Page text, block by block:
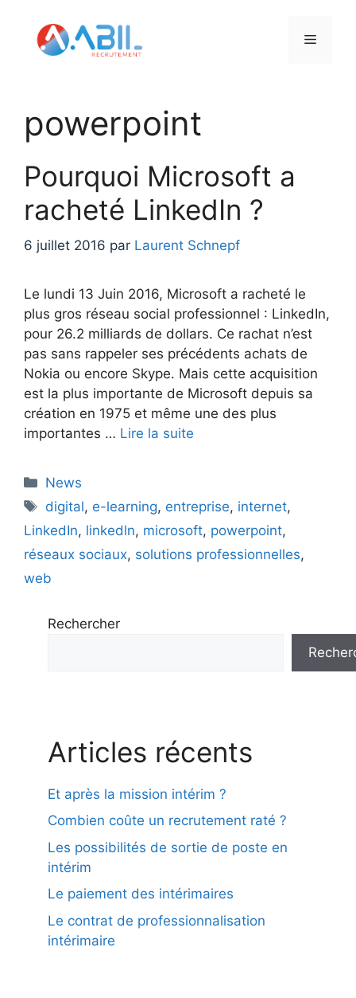
contenu
Menu
powerpoint
Pourquoi Microsoft a
racheté LinkedIn ?
6 juillet 2016 par Laurent Schnepf
Le lundi 13 Juin 2016, Microsoft a racheté le
plus gros réseau social professionnel : LinkedIn,
pour 26.2 milliards de dollars. Ce rachat n’est
pas sans rappeler ses précédents achats de
Nokia ou encore Skype. Mais cette acquisition
est la plus importante de Microsoft depuis sa
création en 1975 et même une des plus
importantes … Lire la suite
Catégories
News
Étiquettes
digital, e-learning, entreprise, internet,
LinkedIn, linkedln, microsoft, powerpoint,
réseaux sociaux, solutions professionnelles,
web
Rechercher
Articles récents
Et après la mission intérim ?
Combien coûte un recrutement raté ?
Les possibilités de sortie de poste en
intérim
Le paiement des intérimaires
Le contrat de professionnalisation
intérimaire